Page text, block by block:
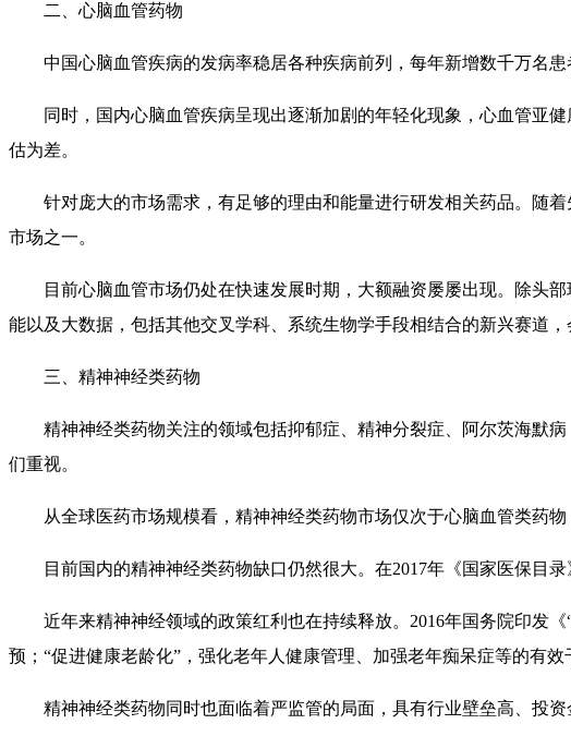
二、心脑血管药物
中国心脑血管疾病的发病率稳居各种疾病前列，每年新增数千万名
同时，国内心脑血管疾病呈现出逐渐加剧的年轻化现象，心血管亚
估为差。
针对庞大的市场需求，有足够的理由和能量进行研发相关药品。随
市场之一。
目前心脑血管市场仍处在快速发展时期，大额融资屡屡出现。除头
能以及大数据，包括其他交叉学科、系统生物学手段相结合的新兴赛道，
三、精神神经类药物
精神神经类药物关注的领域包括抑郁症、精神分裂症、阿尔茨海默
们重视。
从全球医药市场规模看，精神神经类药物市场仅次于心脑血管类药
目前国内的精神神经类药物缺口仍然很大。在2017年《国家医保目
近年来精神神经领域的政策红利也在持续释放。2016年国务院印发
预；“促进健康老龄化”，强化老年人健康管理、加强老年痴呆症等的有效
精神神经类药物同时也面临着严监管的局面，具有行业壁垒高、投资